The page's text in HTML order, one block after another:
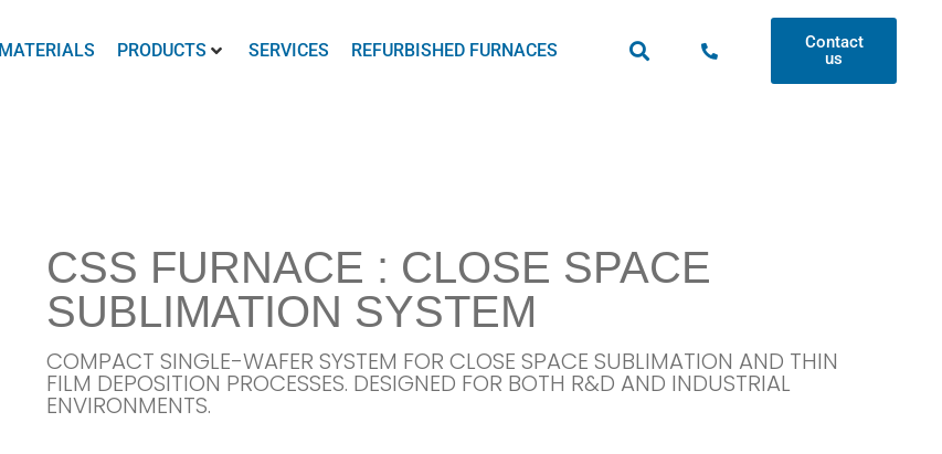
MATERIALS PRODUCTS SERVICES REFURBISHED FURNACES
Contact
us
CSS FURNACE : CLOSE SPACE
SUBLIMATION SYSTEM
COMPACT SINGLE-WAFER SYSTEM FOR CLOSE SPACE SUBLIMATION AND THIN
FILM DEPOSITION PROCESSES. DESIGNED FOR BOTH R&D AND INDUSTRIAL
ENVIRONMENTS.